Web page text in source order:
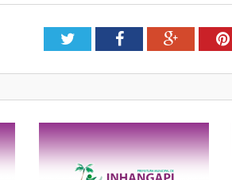
TwitterFacebookGoogle+